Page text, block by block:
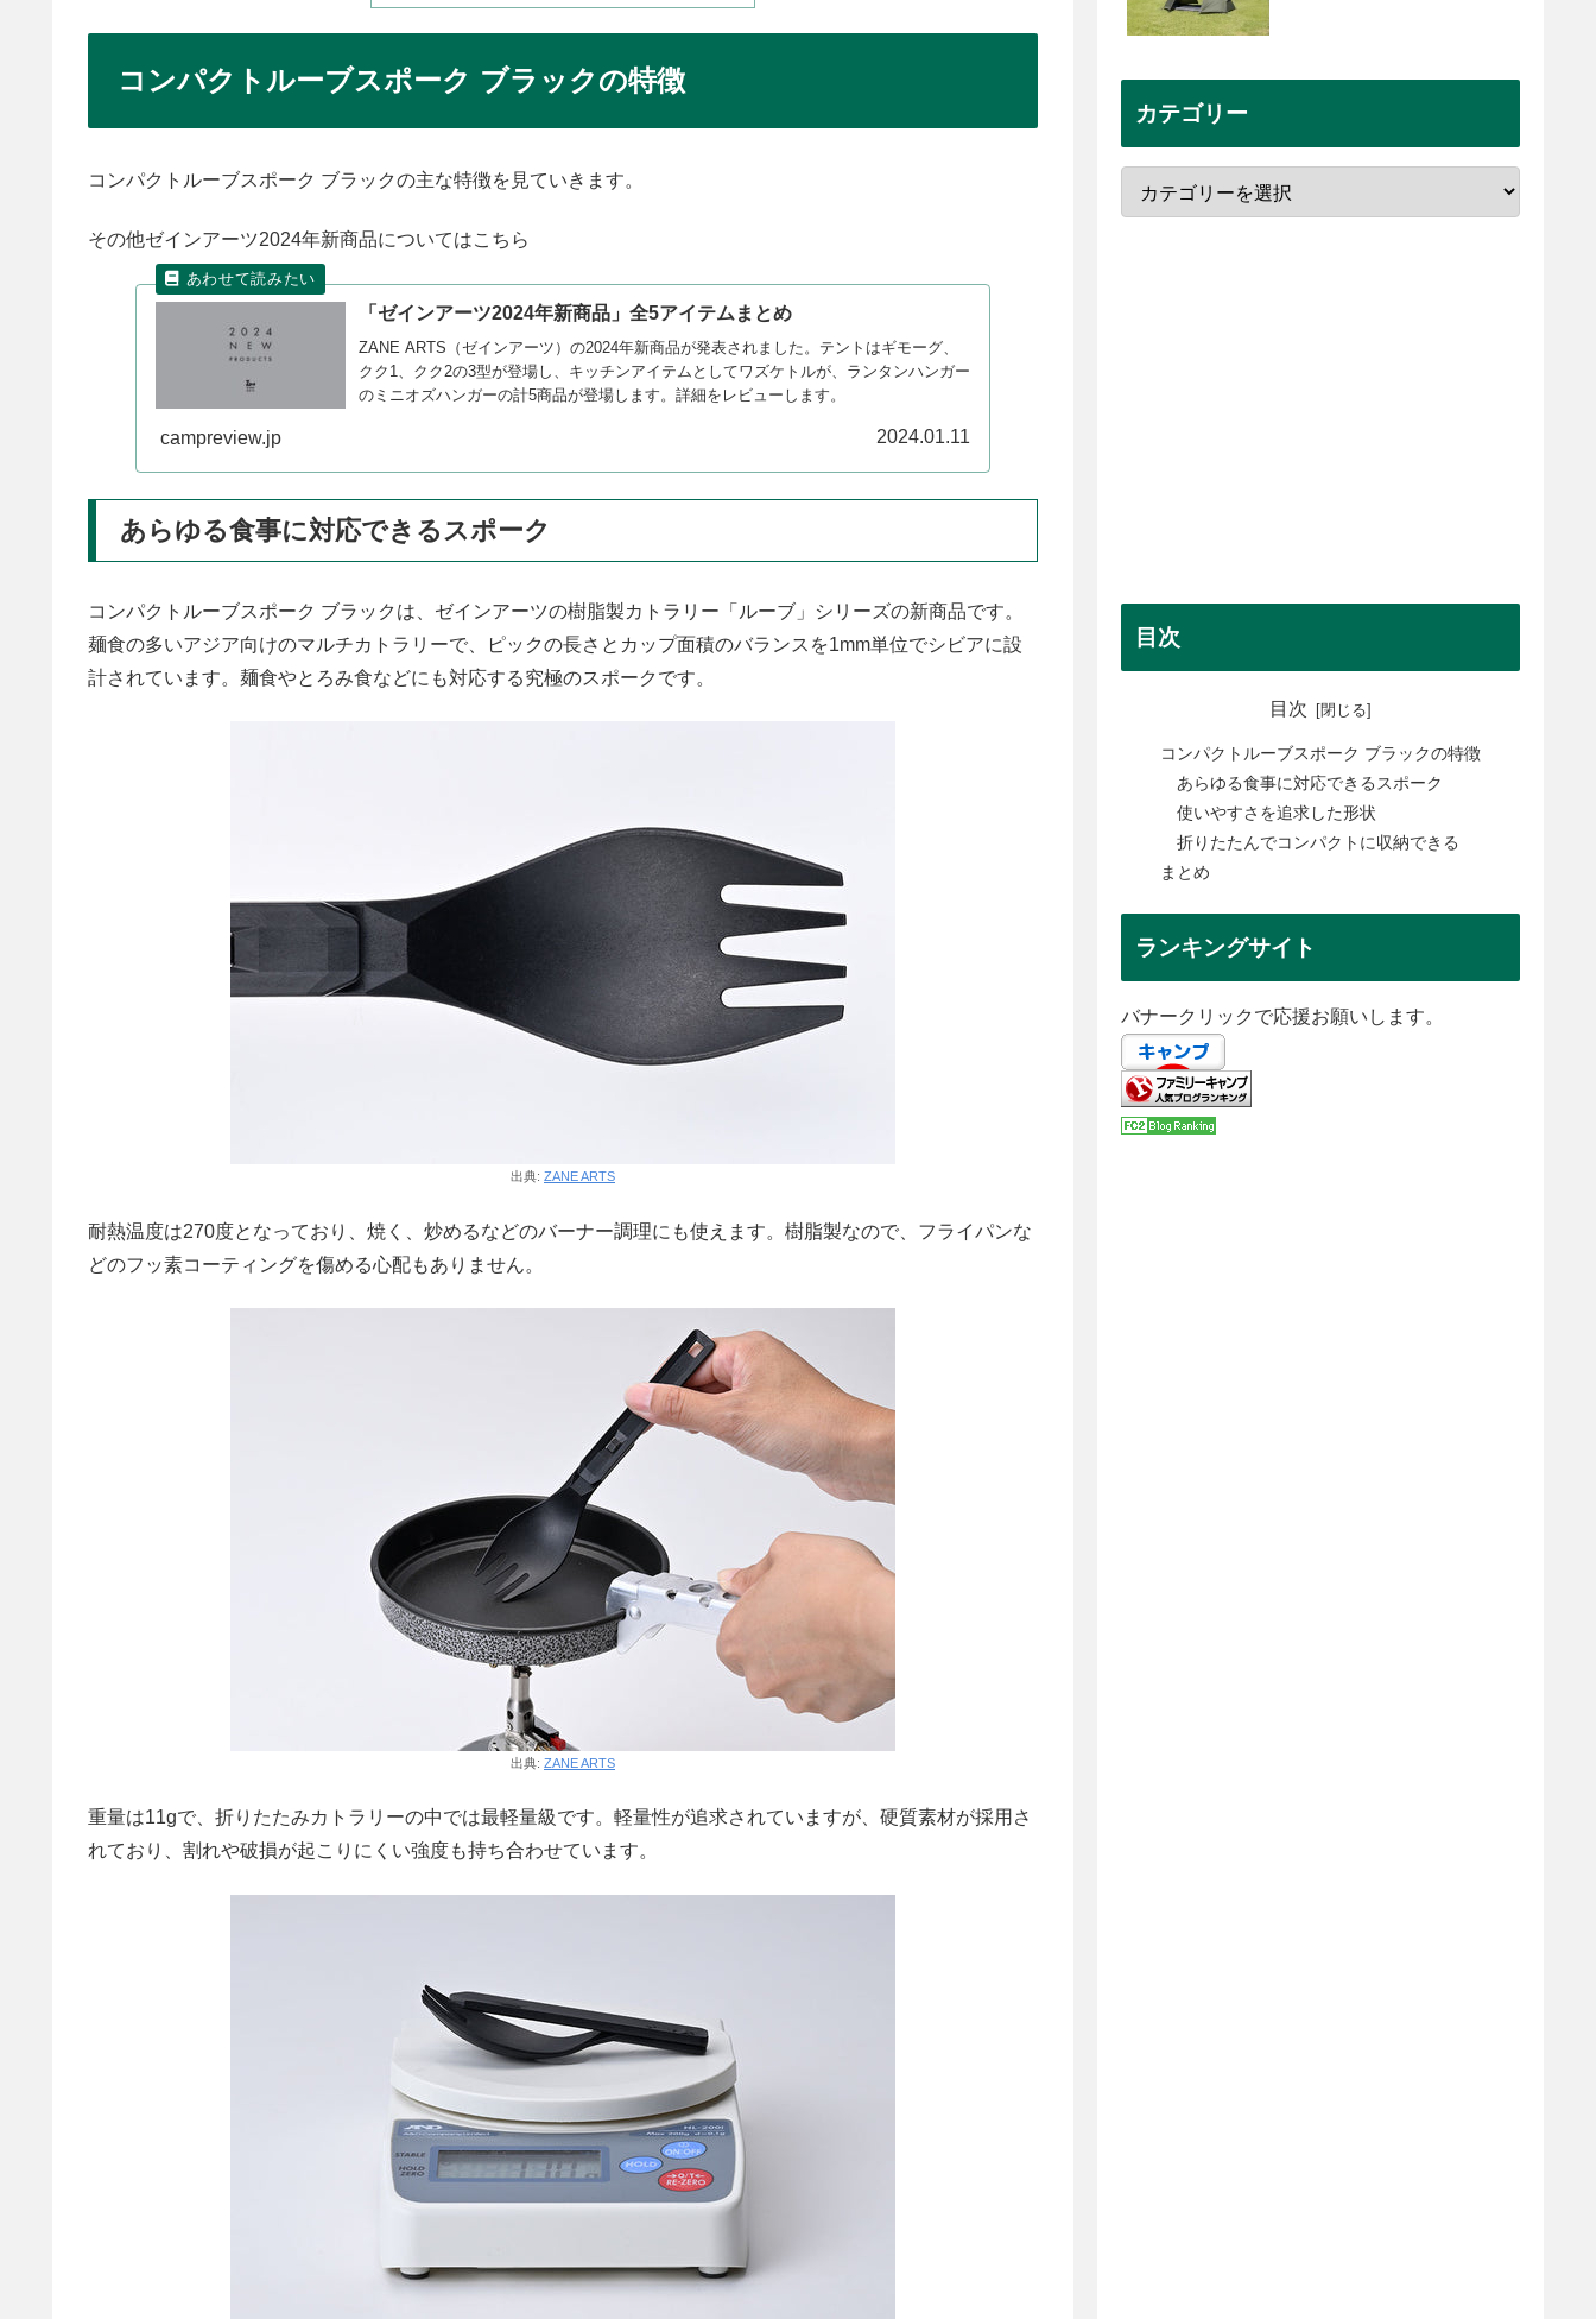
コンパクトルーブスポーク ブラックの特徴
コンパクトルーブスポーク ブラックの主な特徴を見ていきます。
その他ゼインアーツ2024年新商品についてはこちら
「ゼインアーツ2024年新商品」全5アイテムまとめ
ZANE ARTS（ゼインアーツ）の2024年新商品が発表されました。テントはギモーグ、
クク1、クク2の3型が登場し、キッチンアイテムとしてワズケトルが、ランタンハンガー
のミニオズハンガーの計5商品が登場します。詳細をレビューします。
campreview.jp 2024.01.11
あらゆる食事に対応できるスポーク
コンパクトルーブスポーク ブラックは、ゼインアーツの樹脂製カトラリー「ルーブ」シリーズの新商品です。
麺食の多いアジア向けのマルチカトラリーで、ピックの長さとカップ面積のバランスを1mm単位でシビアに設
計されています。麺食やとろみ食などにも対応する究極のスポークです。
出典: ZANE ARTS
耐熱温度は270度となっており、焼く、炒めるなどのバーナー調理にも使えます。樹脂製なので、フライパンな
どのフッ素コーティングを傷める心配もありません。
出典: ZANE ARTS
重量は11gで、折りたたみカトラリーの中では最軽量級です。軽量性が追求されていますが、硬質素材が採用さ
れており、割れや破損が起こりにくい強度も持ち合わせています。
カテゴリー
目次
目次
コンパクトルーブスポーク ブラックの特徴
あらゆる食事に対応できるスポーク
使いやすさを追求した形状
折りたたんでコンパクトに収納できる
まとめ
ランキングサイト
バナークリックで応援お願いします。